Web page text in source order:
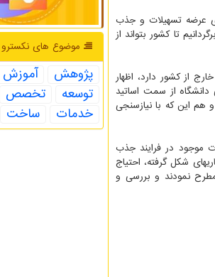
عرضه تسهیلات و جذب
تا کشور بتواند از
از کشور دارد، اظهار
از سمت اساتید
هم این که با نیازسنجی
موجود در فرایند جذب
شکل گرفته، احتیاج
نمودند و بررسی و
موضوع های نكسترو
پژوهش آموزش
توسعه
تخصص
خدمات
ساخت